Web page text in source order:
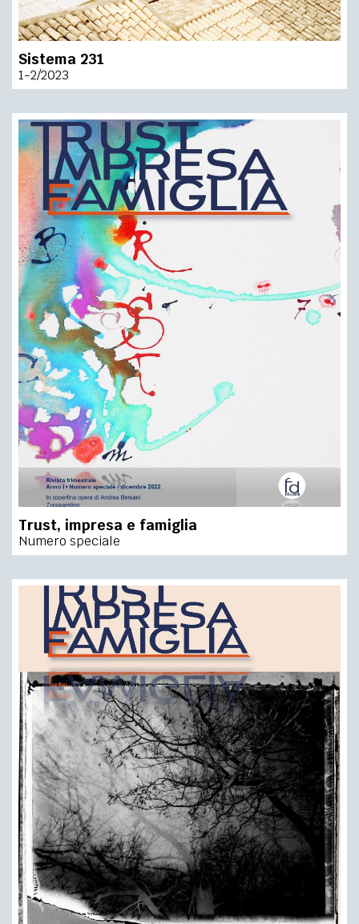
Sistema 231
1-2/2023
Trust, impresa e famiglia
Numero speciale